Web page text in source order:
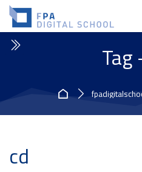
Skip to navigation
Skip to login form
Vai al contenuto principale
Skip to accessibility options
Skip to footer
Skip accessibility options
Tag
Home
cd